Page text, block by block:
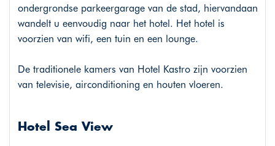
ondergrondse parkeergarage van de stad, hiervandaan
wandelt u eenvoudig naar het hotel. Het hotel is
voorzien van wifi, een tuin en een lounge.
De traditionele kamers van Hotel Kastro zijn voorzien
van televisie, airconditioning en houten vloeren.
Hotel Sea View